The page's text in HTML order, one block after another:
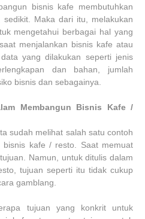
bisnis kafe membutuhkan
Maka dari itu, melakukan
mengetahui berbagai hal yang
menjalankan bisnis kafe atau
yang dilakukan seperti jenis
dan bahan, jumlah
bisnis dan sebagainya.
Membangun Bisnis Kafe /
sudah melihat salah satu contoh
bisnis kafe / resto. Saat memuat
Namun, untuk ditulis dalam
tujuan seperti itu tidak cukup
gamblang.
tujuan yang konkrit untuk